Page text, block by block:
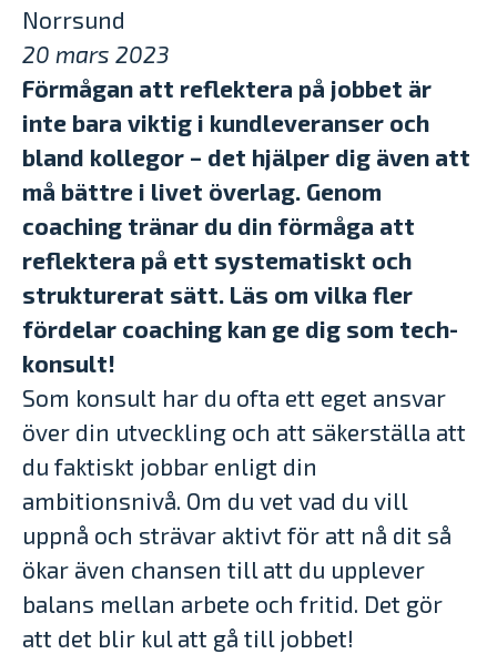
Norrsund
20 mars 2023
Förmågan att reflektera på jobbet är
inte bara viktig i kundleveranser och
bland kollegor – det hjälper dig även att
må bättre i livet överlag. Genom
coaching tränar du din förmåga att
reflektera på ett systematiskt och
strukturerat sätt. Läs om vilka fler
fördelar coaching kan ge dig som tech-
konsult!
Som konsult har du ofta ett eget ansvar
över din utveckling och att säkerställa att
du faktiskt jobbar enligt din
ambitionsnivå. Om du vet vad du vill
uppnå och strävar aktivt för att nå dit så
ökar även chansen till att du upplever
balans mellan arbete och fritid. Det gör
att det blir kul att gå till jobbet!